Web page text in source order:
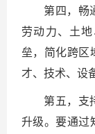
第四，畅
劳动力、土
垒，简化跨区
才、技术、设
第五，支
升级。要通过